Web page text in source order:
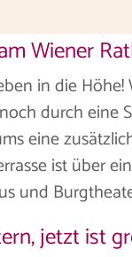
Wiener
in die
durch eine
eine
ist über
und
jetzt ist